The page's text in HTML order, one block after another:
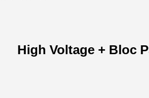
High Voltage + Bloc